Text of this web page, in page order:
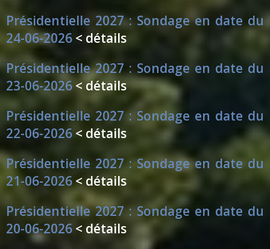
Présidentielle 2027 : Sondage en date du
24-06-2026 < détails
Présidentielle 2027 : Sondage en date du
23-06-2026 < détails
Présidentielle 2027 : Sondage en date du
22-06-2026 < détails
Présidentielle 2027 : Sondage en date du
21-06-2026 < détails
Présidentielle 2027 : Sondage en date du
20-06-2026 < détails